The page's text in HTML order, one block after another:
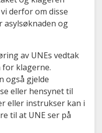
derfor om disse
og
av UNEs vedtak
klagerne.
også gjelde
eller hensynet til
eller instrukser kan i
til at UNE ser på